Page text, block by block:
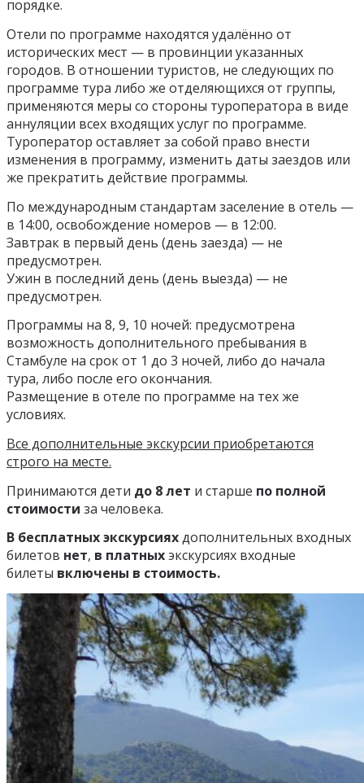
порядке.
Отели по программе находятся удалённо от
исторических мест — в провинции указанных
городов. В отношении туристов, не следующих по
программе тура либо же отделяющихся от группы,
применяются меры со стороны туроператора в виде
аннуляции всех входящих услуг по программе.
Туроператор оставляет за собой право внести
изменения в программу, изменить даты заездов или
же прекратить действие программы.
По международным стандартам заселение в отель —
в 14:00, освобождение номеров — в 12:00.
Завтрак в первый день (день заезда) — не
предусмотрен.
Ужин в последний день (день выезда) — не
предусмотрен.
Программы на 8, 9, 10 ночей: предусмотрена
возможность дополнительного пребывания в
Стамбуле на срок от 1 до 3 ночей, либо до начала
тура, либо после его окончания.
Размещение в отеле по программе на тех же
условиях.
Все дополнительные экскурсии приобретаются
строго на месте.
Принимаются дети до 8 лет и старше по полной
стоимости за человека.
В бесплатных экскурсияхдополнительных входных
билетов нет, в платныхэкскурсиях входные
билеты включены в стоимость.